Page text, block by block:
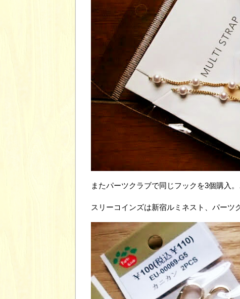
またパーツクラブで同じフックを3個購入
スリーコインズは新宿ルミネスト、パーツ